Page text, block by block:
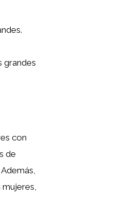
grandes
con
de